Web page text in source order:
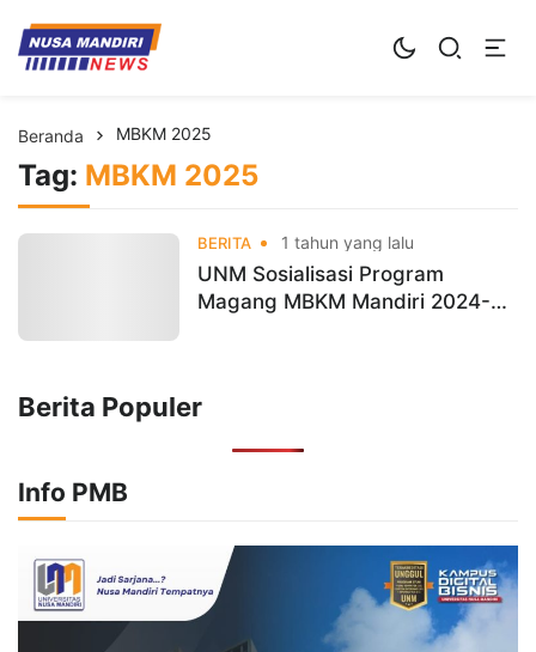
Kampus Digital Bisnis
Universitas Nusa Mandiri
Beranda MBKM 2025
Tag: MBKM 2025
BERITA 1 tahun yang lalu
UNM Sosialisasi Program
Magang MBKM Mandiri 2024-
Berita Populer
Info PMB